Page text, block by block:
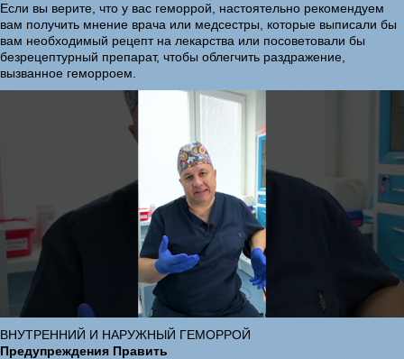
Если вы верите, что у вас геморрой, настоятельно рекомендуем
вам получить мнение врача или медсестры, которые выписали бы
вам необходимый рецепт на лекарства или посоветовали бы
безрецептурный препарат, чтобы облегчить раздражение,
вызванное геморроем.
ВНУТРЕННИЙ И НАРУЖНЫЙ ГЕМОРРОЙ
Предупреждения Править